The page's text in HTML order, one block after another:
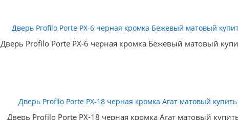
Дверь Profilo Porte PX-6 черная кромка Бежевый матовый
Дверь Profilo Porte PX-18 черная кромка Агат матовый